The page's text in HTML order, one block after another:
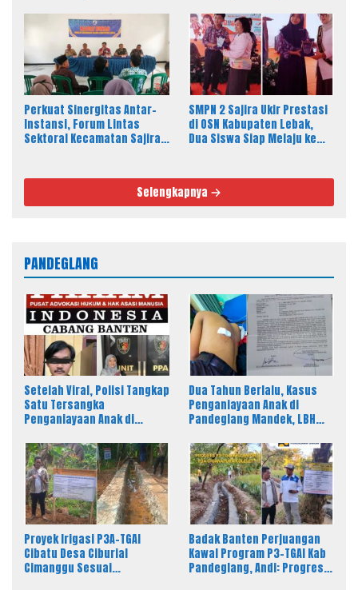
Amanah Besar
Perkuat Sinergitas Antar-
Instansi, Forum Lintas
Sektoral Kecamatan Sajira
SMPN 2 Sajira Ukir Prestasi
di OSN Kabupaten Lebak,
Dua Siswa Siap Melaju ke
Selengkapnya
PANDEGLANG
Setelah Viral, Polisi Tangkap
Satu Tersangka
Penganiayaan Anak di
Banten Desak 4 Tersangka
Lain Segera Diproses
Dua Tahun Berlalu, Kasus
Penganiayaan Anak di
Pandeglang Mandek, LBH
Pelaku
Proyek Irigasi P3A-TGAI
Cibatu Desa Ciburial
Cimanggu Sesuai
Badak Banten Perjuangan
Kawal Program P3-TGAI Kab
Pandeglang, Andi: Progres